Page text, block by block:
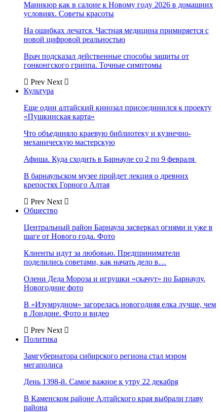
Маникюр как в салоне к Новому году 2026 в домашних
условиях. Советы красоты
На ошибках лечатся. Частная медицина примиряется с
новой цифровой реальностью
Врач подсказал действенные способы защиты от
гонконгского гриппа. Точные симптомы
Prev Next
Культура
Еще один алтайский кинозал присоединился к проекту
«Пушкинская карта»
Что объединяло краевую библиотеку и кузнечно-
механическую мастерскую
Афиша. Куда сходить в Барнауле со 2 по 9 февраля
В барнаульском музее пройдет лекция о древних
крепостях Горного Алтая
Prev Next
Общество
Центральный район Барнаула засверкал огнями и уже в
шаге от Нового года. Фото
Клиенты идут за любовью. Предприниматели
поделились советами, как начать дело в…
Олени Деда Мороза и игрушки «скачут» по Барнаулу.
Новогодние фото
В «Изумрудном» загорелась новогодняя елка лучше, чем
в Лондоне. Фото и видео
Prev Next
Политика
Замгубернатора сибирского региона стал мэром
мегаполиса
День 1398-й. Самое важное к утру 22 декабря
В Каменском районе Алтайского края выбрали главу
района